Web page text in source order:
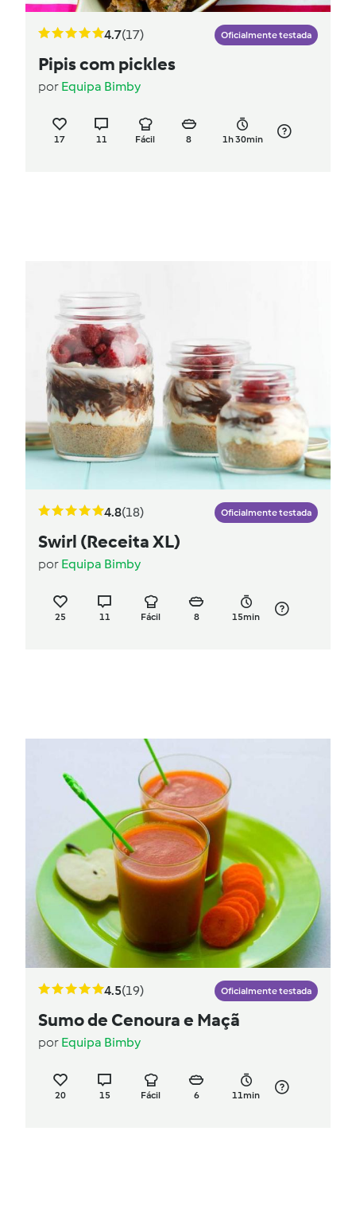
4.7(17) Oficialmente testada
Pipis com pickles
por Equipa Bimby
17 11 Fácil 8 1h 30min
4.8(18) Oficialmente testada
Swirl (Receita XL)
por Equipa Bimby
25 11 Fácil 8 15min
4.5(19) Oficialmente testada
Sumo de Cenoura e Maçã
por Equipa Bimby
20 15 Fácil 6 11min